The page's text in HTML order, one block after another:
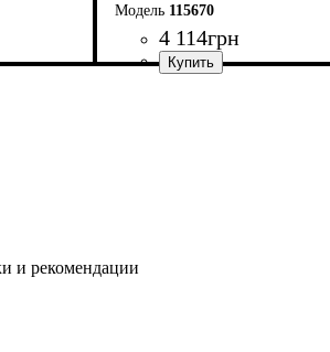
115670
4 114грн
и рекомендации